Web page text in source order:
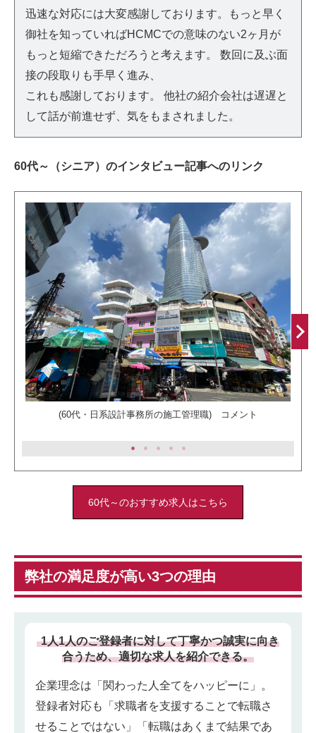
迅速な対応には大変感謝しております。もっと早く
御社を知っていればHCMCでの意味のない2ヶ月が
もっと短縮できただろうと考えます。 数回に及ぶ面
接の段取りも手早く進み、
これも感謝しております。 他社の紹介会社は遅遅と
して話が前進せず、気をもまされました。
60代～（シニア）のインタビュー記事へのリンク
(60代・日系設計事務所の施工管理職) コメント
Ne
1 2 3 4 5
60代～のおすすめ求人はこちら
弊社の満足度が高い3つの理由
1⼈1⼈のご登録者に対して丁寧かつ誠実に向き
合うため、適切な求⼈を紹介できる。
企業理念は「関わった人全てをハッピーに」。
登録者対応も「求職者を支援することで転職さ
せることではない」「転職はあくまで結果であ